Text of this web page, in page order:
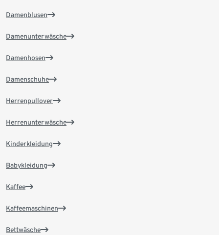
Damenblusen
Damenunterwäsche
Damenhosen
Damenschuhe
Herrenpullover
Herrenunterwäsche
Kinderkleidung
Babykleidung
Kaffee
Kaffeemaschinen
Bettwäsche